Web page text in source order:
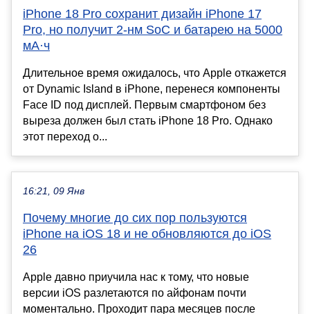
iPhone 18 Pro сохранит дизайн iPhone 17
Pro, но получит 2-нм SoC и батарею на 5000
мА·ч
Длительное время ожидалось, что Apple откажется
от Dynamic Island в iPhone, перенеся компоненты
Face ID под дисплей. Первым смартфоном без
выреза должен был стать iPhone 18 Pro. Однако
этот переход о...
16:21, 09 Янв
Почему многие до сих пор пользуются
iPhone на iOS 18 и не обновляются до iOS
26
Apple давно приучила нас к тому, что новые
версии iOS разлетаются по айфонам почти
моментально. Проходит пара месяцев после